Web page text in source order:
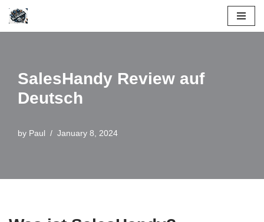
Skip
SalesHandy Review auf
Deutsch
by Paul January 8, 2024